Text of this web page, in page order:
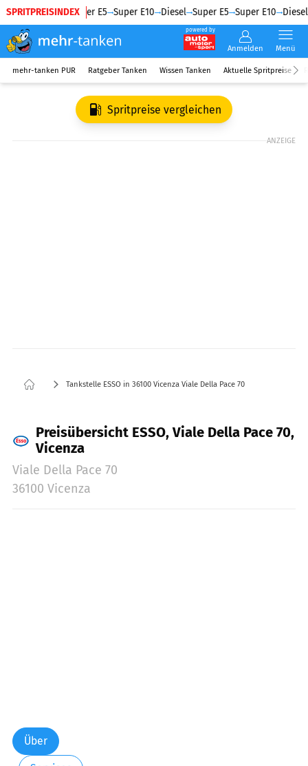
SPRITPREISINDEX
Diesel Super E5 Super E10 Diesel Super E5 Super E10 Diesel
powered by
Anmelden Menü
mehr-tanken PUR Ratgeber Tanken Wissen Tanken Aktuelle Spritpreise
Spritpreise vergleichen
ANZEIGE
Tankstelle ESSO in 36100 Vicenza Viale Della Pace 70
Preisübersicht ESSO, Viale Della Pace 70,
Vicenza
Viale Della Pace 70
36100 Vicenza
Über